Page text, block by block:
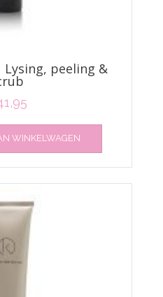
Lysing, peeling &
WINKELWAGEN